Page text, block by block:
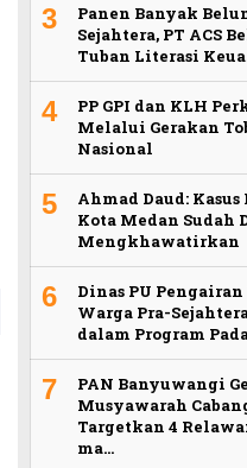
3
Panen Banyak
Sejahtera, PT ACS
Tuban Literasi
4
PP GPI dan KLH
Melalui Gerakan
Nasional
5
Ahmad Daud:
Kota Medan Sudah
Mengkhawatirkan
6
Dinas PU
Warga Pra-
dalam Program
7
PAN Banyuwangi
Musyawarah
Targetkan 4
ma…